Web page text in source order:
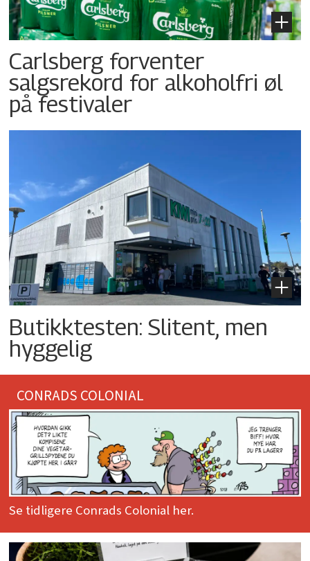
Carlsberg forventer
salgsrekord for alkoholfri øl
på festivaler
Butikktesten: Slitent, men
hyggelig
CONRADS COLONIAL
Se tidligere Conrads Colonial her.